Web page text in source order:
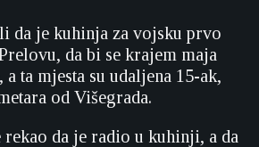
da je kuhinja za vojsku prvo
da bi se krajem maja
ta mjesta su udaljena 15-ak,
od Višegrada.
da je radio u kuhinji, a da